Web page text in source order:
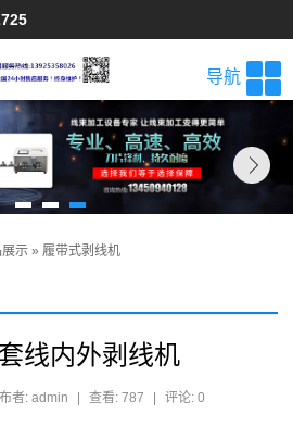
导航
展示 » 履带式剥线机
线内外剥线机
者: admin | 查看: 787 | 评论: 0